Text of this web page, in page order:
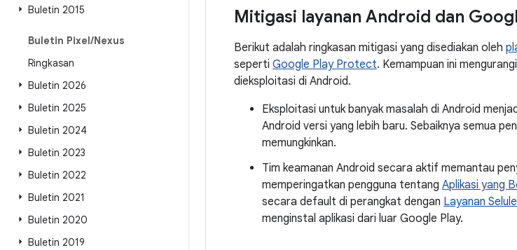
Buletin 2015
Buletin Pixel/Nexus
Ringkasan
Buletin 2026
Buletin 2025
Buletin 2024
Buletin 2023
Buletin 2022
Buletin 2021
Buletin 2020
Buletin 2019
Mitigasi layanan Android dan
Berikut adalah ringkasan mitigasi yang disediakan oleh
seperti Google Play Protect. Kemampuan ini
dieksploitasi di Android.
Eksploitasi untuk banyak masalah di Android
Android versi yang lebih baru. Sebaiknya semua
memungkinkan.
Tim keamanan Android secara aktif memantau
memperingatkan pengguna tentang Aplikasi yang
secara default di perangkat dengan Layanan
menginstal aplikasi dari luar Google Play.